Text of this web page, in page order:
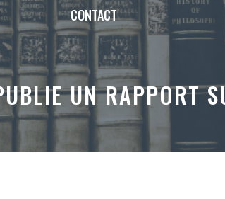
CONTACT
UN RAPPORT